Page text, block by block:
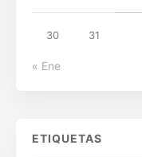
30 31
« Ene
ETIQUETAS